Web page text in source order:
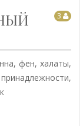
3
фен, халаты,